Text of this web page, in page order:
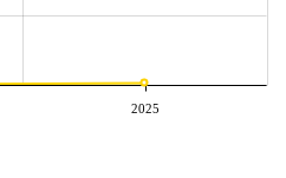
2025